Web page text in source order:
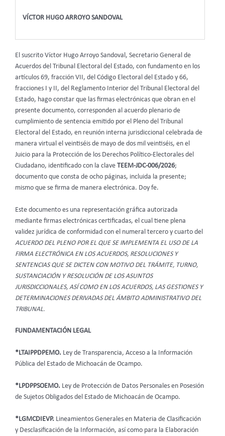
VÍCTOR HUGO ARROYO SANDOVAL
El suscrito Víctor Hugo Arroyo Sandoval, Secretario General de
Acuerdos del Tribunal Electoral del Estado, con fundamento en los
artículos 69, fracción VII, del Código Electoral del Estado y 66,
fracciones I y II, del Reglamento Interior del Tribunal Electoral del
Estado, hago constar que las firmas electrónicas que obran en el
presente documento, corresponden al acuerdo plenario de
cumplimiento de sentencia emitido por el Pleno del Tribunal
Electoral del Estado, en reunión interna jurisdiccional celebrada de
manera virtual el veintiséis de mayo de dos mil veintiséis, en el
Juicio para la Protección de los Derechos Político-Electorales del
Ciudadano, identificado con la clave TEEM-JDC-006/2026;
documento que consta de ocho páginas, incluida la presente;
mismo que se firma de manera electrónica. Doy fe.
Este documento es una representación gráfica autorizada
mediante firmas electrónicas certificadas, el cual tiene plena
validez jurídica de conformidad con el numeral tercero y cuarto del
ACUERDO DEL PLENO POR EL QUE SE IMPLEMENTA EL USO DE LA
FIRMA ELECTRÓNICA EN LOS ACUERDOS, RESOLUCIONES Y
SENTENCIAS QUE SE DICTEN CON MOTIVO DEL TRÁMITE, TURNO,
SUSTANCIACIÓN Y RESOLUCIÓN DE LOS ASUNTOS
JURISDICCIONALES, ASÍ COMO EN LOS ACUERDOS, LAS GESTIONES Y
DETERMINACIONES DERIVADAS DEL ÁMBITO ADMINISTRATIVO DEL
TRIBUNAL.
FUNDAMENTACIÓN LEGAL
*LTAIPPDPEMO. Ley de Transparencia, Acceso a la Información
Pública del Estado de Michoacán de Ocampo.
*LPDPPSOEMO. Ley de Protección de Datos Personales en Posesión
de Sujetos Obligados del Estado de Michoacán de Ocampo.
*LGMCDIEVP. Lineamientos Generales en Materia de Clasificación
y Desclasificación de la Información, así como para la Elaboración